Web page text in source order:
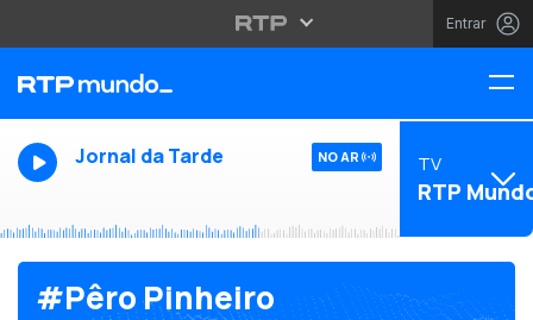
Entrar
Jornal da Tarde NO AR TV
RTP
#Pêro Pinheiro